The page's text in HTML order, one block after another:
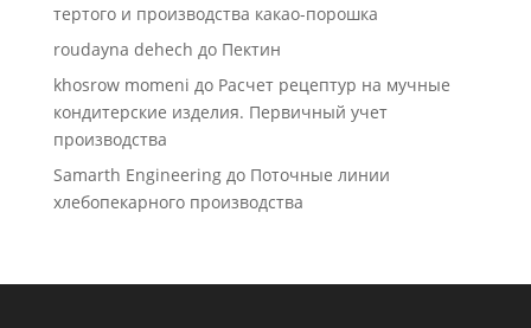
тертого и производства какао-порошка
roudayna dehech до Пектин
khosrow momeni до Расчет рецептур на мучные
кондитерские изделия. Первичный учет
производства
Samarth Engineeringдо Поточные линии
хлебопекарного производства